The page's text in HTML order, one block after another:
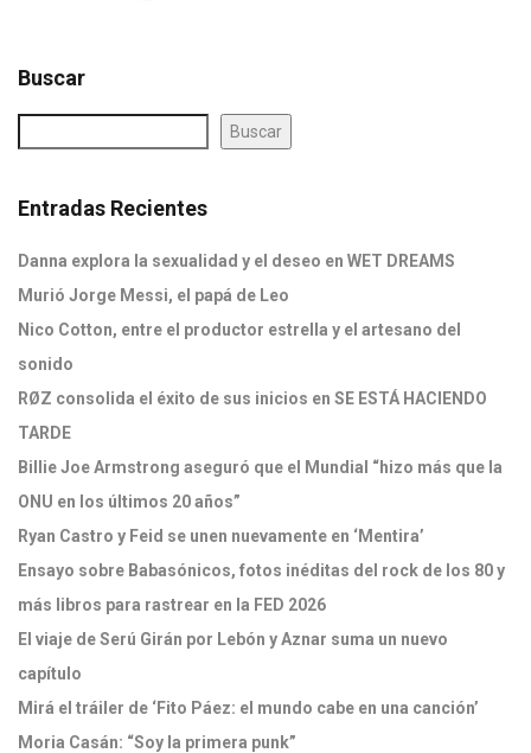
Buscar
Buscar
Entradas Recientes
Danna explora la sexualidad y el deseo en WET DREAMS
Murió Jorge Messi, el papá de Leo
Nico Cotton, entre el productor estrella y el artesano del
sonido
RØZ consolida el éxito de sus inicios en SE ESTÁ HACIENDO
TARDE
Billie Joe Armstrong aseguró que el Mundial “hizo más que la
ONU en los últimos 20 años”
Ryan Castro y Feid se unen nuevamente en ‘Mentira’
Ensayo sobre Babasónicos, fotos inéditas del rock de los 80 y
más libros para rastrear en la FED 2026
El viaje de Serú Girán por Lebón y Aznar suma un nuevo
capítulo
Mirá el tráiler de ‘Fito Páez: el mundo cabe en una canción’
Moria Casán: “Soy la primera punk”